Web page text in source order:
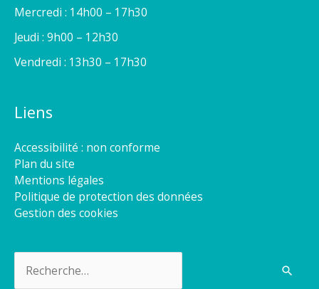
Mercredi : 14h00 – 17h30
Jeudi : 9h00 – 12h30
Vendredi : 13h30 – 17h30
Liens
Accessibilité : non conforme
Plan du site
Mentions légales
Politique de protection des données
Gestion des cookies